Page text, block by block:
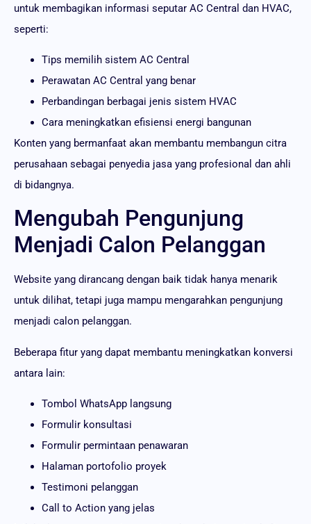
untuk membagikan informasi seputar AC Central dan HVAC,
seperti:
Tips memilih sistem AC Central
Perawatan AC Central yang benar
Perbandingan berbagai jenis sistem HVAC
Cara meningkatkan efisiensi energi bangunan
Konten yang bermanfaat akan membantu membangun citra
perusahaan sebagai penyedia jasa yang profesional dan ahli
di bidangnya.
Mengubah Pengunjung
Menjadi Calon Pelanggan
Website yang dirancang dengan baik tidak hanya menarik
untuk dilihat, tetapi juga mampu mengarahkan pengunjung
menjadi calon pelanggan.
Beberapa fitur yang dapat membantu meningkatkan konversi
antara lain:
Tombol WhatsApp langsung
Formulir konsultasi
Formulir permintaan penawaran
Halaman portofolio proyek
Testimoni pelanggan
Call to Action yang jelas